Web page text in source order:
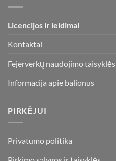
Licencijos ir leidimai
Kontaktai
Fejerverkų naudojimo taisyklės
Informacija apie balionus
PIRKĖJUI
Privatumo politika